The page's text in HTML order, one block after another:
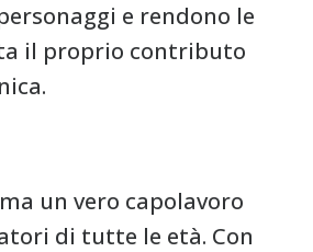
e rendono le
il proprio contributo
un vero capolavoro
di tutte le età. Con